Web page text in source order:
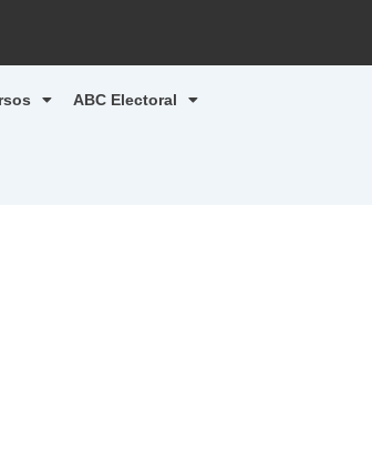
ABC Electoral